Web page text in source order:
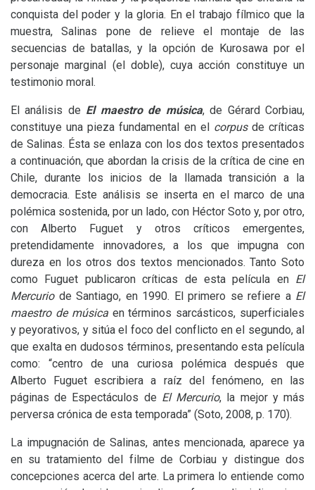
conquista del poder y la gloria. En el trabajo fílmico que la
muestra, Salinas pone de relieve el montaje de las
secuencias de batallas, y la opción de Kurosawa por el
personaje marginal (el doble), cuya acción constituye un
testimonio moral.
El análisis de El maestro de música, de Gérard Corbiau,
constituye una pieza fundamental en el corpusde críticas
de Salinas. Ésta se enlaza con los dos textos presentados
a continuación, que abordan la crisis de la crítica de cine en
Chile, durante los inicios de la llamada transición a la
democracia. Este análisis se inserta en el marco de una
polémica sostenida, por un lado, con Héctor Soto y, por otro,
con Alberto Fuguet y otros críticos emergentes,
pretendidamente innovadores, a los que impugna con
dureza en los otros dos textos mencionados. Tanto Soto
como Fuguet publicaron críticas de esta película en El
Mercuriode Santiago, en 1990. El primero se refiere a El
maestro de músicaen términos sarcásticos, superficiales
y peyorativos, y sitúa el foco del conflicto en el segundo, al
que exalta en dudosos términos, presentando esta película
como: “centro de una curiosa polémica después que
Alberto Fuguet escribiera a raíz del fenómeno, en las
páginas de Espectáculos de El Mercurio, la mejor y más
perversa crónica de esta temporada” (Soto, 2008, p. 170).
La impugnación de Salinas, antes mencionada, aparece ya
en su tratamiento del filme de Corbiau y distingue dos
concepciones acerca del arte. La primera lo entiende como